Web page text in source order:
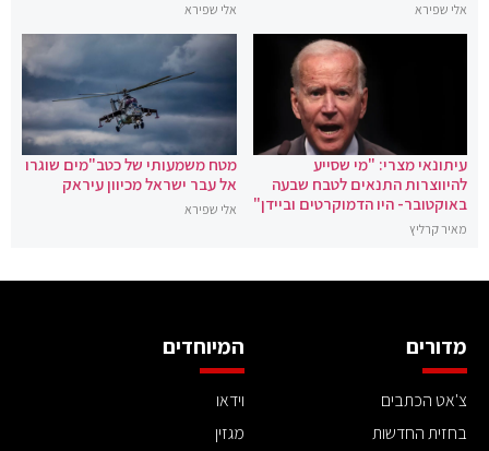
אלי שפירא אלי שפירא
עיתונאי מצרי: "מי שסייע
להיווצרות התנאים לטבח שבעה
באוקטובר- היו הדמוקרטים וביידן"
מאיר קרליץ
מטח משמעותי של כטב"מים שוגרו
אל עבר ישראל מכיוון עיראק
אלי שפירא
מדורים
צ'אט הכתבים
בחזית החדשות
המיוחדים
וידאו
מגזין